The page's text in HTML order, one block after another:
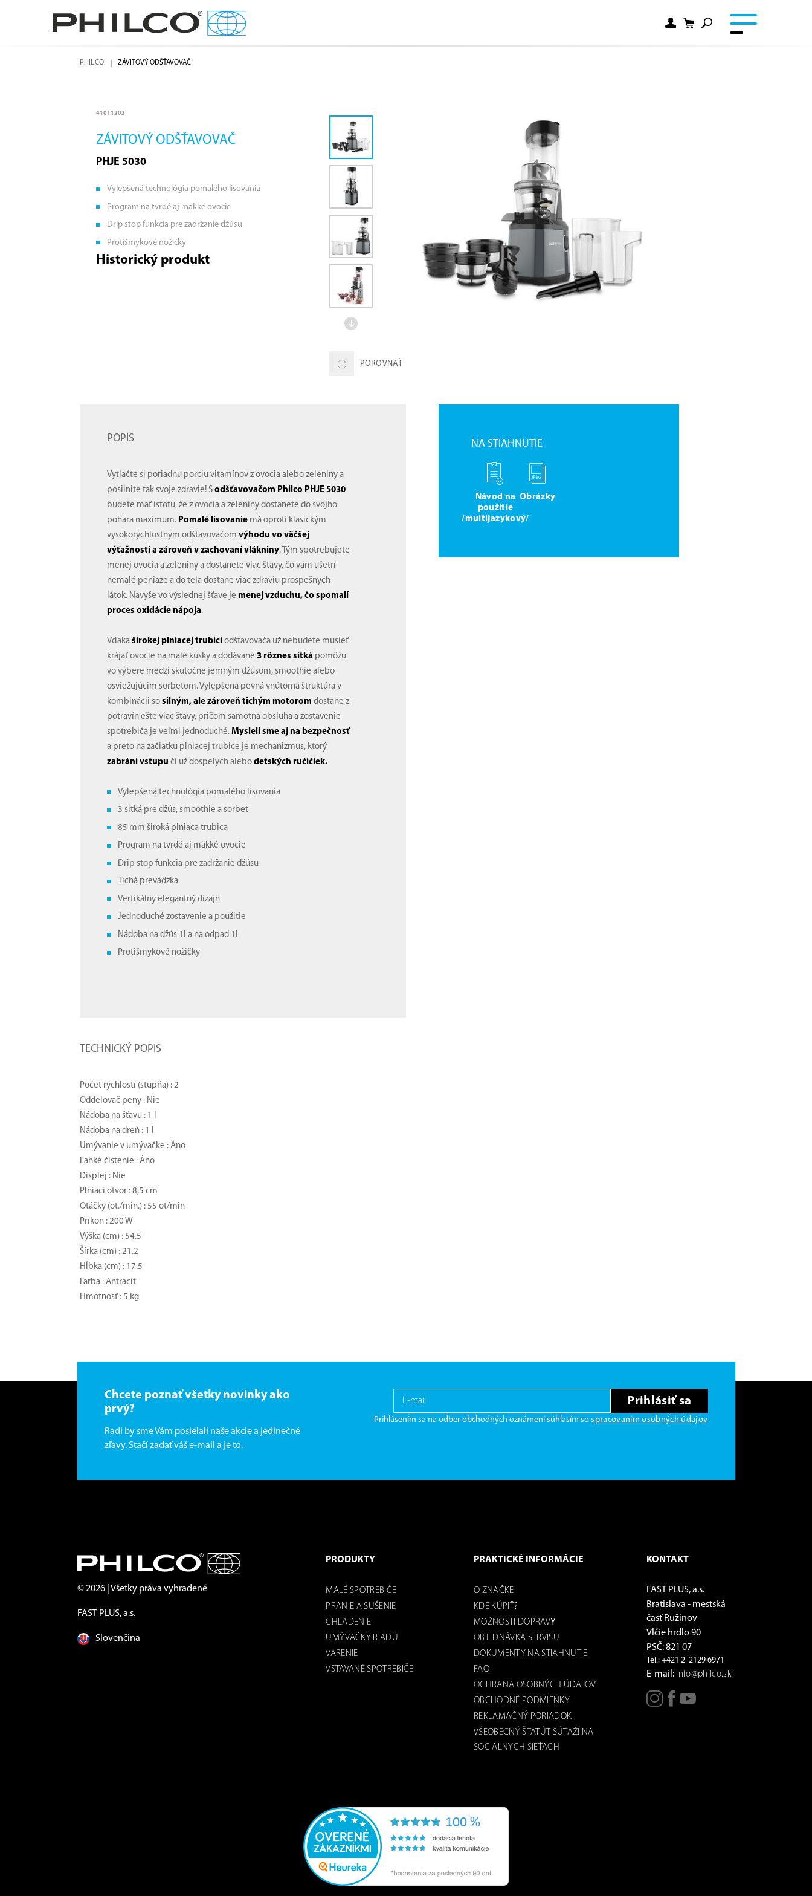
PHILCO ZÁVITOVÝ ODŠŤAVOVAČ
41011202
ZÁVITOVÝ ODŠŤAVOVAČ
PHJE 5030
Vylepšená technológia pomalého lisovania
Program na tvrdé aj mäkké ovocie
Drip stop funkcia pre zadržanie džúsu
Protišmykové nožičky
Historický produkt
POROVNAŤ
POPIS
Vytlačte si poriadnu porciu vitamínov z ovocia alebo zeleniny a
posilnite tak svoje zdravie! S odšťavovačom Philco PHJE 5030
budete mať istotu, že z ovocia a zeleniny dostanete do svojho
pohára maximum. Pomalé lisovanie má oproti klasickým
vysokorýchlostným odšťavovačomvýhodu vo väčšej
výťažnosti a zároveň v zachovaní vlákniny. Tým spotrebujete
menej ovocia a zeleniny a dostanete viac šťavy, čo vám ušetrí
nemalé peniaze a do tela dostane viac zdraviu prospešných
látok. Navyše vo výslednej šťave jemenej vzduchu, čo spomalí
proces oxidácie nápoja.
Vďakaširokej plniacej trubici odšťavovača už nebudete musieť
krájať ovocie na malé kúsky a dodávané3 rôznes sitká pomôžu
vo výbere medzi skutočne jemným džúsom, smoothie alebo
osviežujúcim sorbetom. Vylepšená pevná vnútorná štruktúra v
kombinácii so silným, ale zároveň tichým motorom dostane z
potravín ešte viac šťavy, pričom samotná obsluha a zostavenie
spotrebiča je veľmi jednoduché.Mysleli sme aj na bezpečnosť
a preto na začiatku plniacej trubice je mechanizmus, ktorý
zabráni vstupu či už dospelých alebodetských ručičiek.
Vylepšená technológia pomalého lisovania
3 sitká pre džús, smoothie a sorbet
85 mm široká plniaca trubica
Program na tvrdé aj mäkké ovocie
Drip stop funkcia pre zadržanie džúsu
Tichá prevádzka
Vertikálny elegantný dizajn
Jednoduché zostavenie a použitie
Nádoba na džús 1l a na odpad 1l
Protišmykové nožičky
TECHNICKÝ POPIS
Počet rýchlostí (stupňa) : 2
Oddelovač peny : Nie
Nádoba na šťavu : 1 l
Nádoba na dreň : 1 l
Umývanie v umývačke : Áno
Ľahké čistenie : Áno
Displej : Nie
Plniaci otvor : 8,5 cm
Otáčky (ot./min.) : 55 ot/min
Príkon : 200 W
Výška (cm) : 54.5
Šírka (cm) : 21.2
Hĺbka (cm) : 17.5
Farba : Antracit
Hmotnosť : 5 kg
NA STIAHNUTIE
Návod na
použitie
/multijazykový/
Obrázky
Chcete poznať všetky novinky ako
prvý?
Radi by sme Vám posielali naše akcie a jedinečné
zľavy. Stačí zadať váš e-mail a je to.
Prihlásiť sa
Prihlásením sa na odber obchodných oznámení súhlasím sospracovaním osobných údajov
© 2026 | Všetky práva vyhradené
FAST PLUS, a.s.
Slovenčina
PRODUKTY
MALÉ SPOTREBIČE
PRANIE A SUŠENIE
CHLADENIE
UMÝVAČKY RIADU
VARENIE
VSTAVANÉ SPOTREBIČE
PRAKTICKÉ INFORMÁCIE
O ZNAČKE
KDE KÚPIŤ?
MOŽNOSTI DOPRAVY
OBJEDNÁVKA SERVISU
DOKUMENTY NA STIAHNUTIE
FAQ
OCHRANA OSOBNÝCH ÚDAJOV
OBCHODNÉ PODMIENKY
REKLAMAČNÝ PORIADOK
VŠEOBECNÝ ŠTATÚT SÚŤAŽÍ NA
SOCIÁLNYCH SIEŤACH
KONTAKT
FAST PLUS, a.s.
Bratislava - mestská
časť Ružinov
Vlčie hrdlo 90
PSČ: 821 07
Tel.: +421 2 2129 6971
E-mail: info@philco.sk